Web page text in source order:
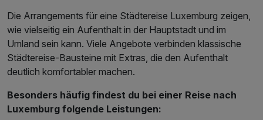
Die Arrangements für eine Städtereise Luxemburg zeigen,
wie vielseitig ein Aufenthalt in der Hauptstadt und im
Umland sein kann. Viele Angebote verbinden klassische
Städtereise-Bausteine mit Extras, die den Aufenthalt
deutlich komfortabler machen.
Besonders häufig findest du bei einer Reise nach
Luxemburg folgende Leistungen: